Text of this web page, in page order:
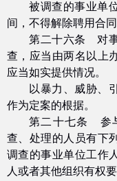
被调查的事业单
间，不得解除聘用合
第二十六条 对
查，应当由两名以上
应当如实提供情况。
以暴力、威胁、
作为定案的根据。
第二十七条 参
查、处理的人员有下
调查的事业单位工作
人或者其他组织有权